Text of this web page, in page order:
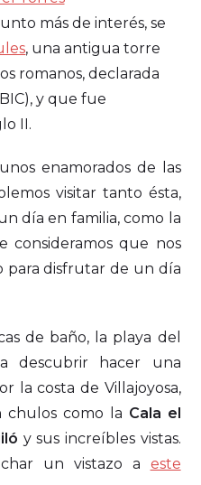
más de interés, se
, una antigua torre
romanos, declarada
y que fue
II.
enamorados de las
visitar tanto ésta,
día en familia, como la
consideramos que nos
para disfrutar de un día
de baño, la playa del
descubrir hacer una
la costa de Villajoyosa,
chulos como la Cala el
y sus increíbles vistas.
un vistazo a este